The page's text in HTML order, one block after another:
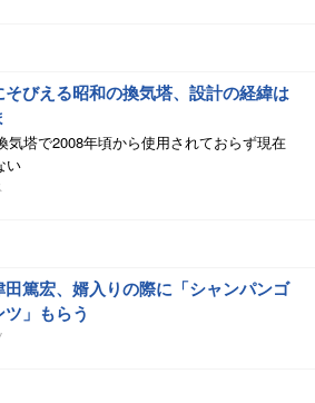
そびえる昭和の換気塔、設計の経緯は
気塔で2008年頃から使用されておらず現在
い
田篤宏、婿入りの際に「シャンパンゴ
」もらう